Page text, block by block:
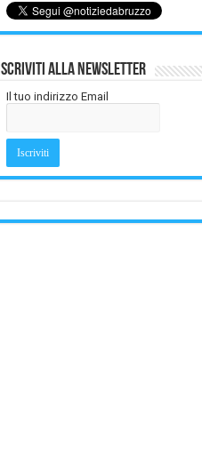
Iscriviti alla Newsletter
Il tuo indirizzo Email